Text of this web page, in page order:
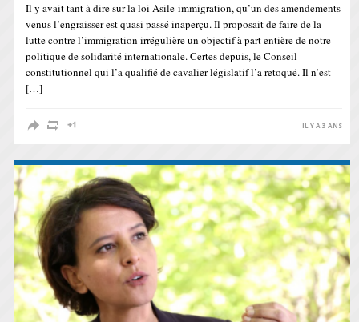
Il y avait tant à dire sur la loi Asile-immigration, qu’un des amendements
venus l’engraisser est quasi passé inaperçu. Il proposait de faire de la
lutte contre l’immigration irrégulière un objectif à part entière de notre
politique de solidarité internationale. Certes depuis, le Conseil
constitutionnel qui l’a qualifié de cavalier législatif l’a retoqué. Il n’est
[…]
IL Y A 3 ANS